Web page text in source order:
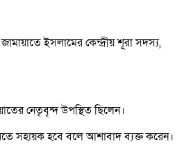
ইসলামের কেন্দ্রীয় শূরা সদস্য,
নেতৃবৃন্দ উপস্থিত ছিলেন।
সহায়ক হবে বলে আশাবাদ ব্যক্ত করেন।